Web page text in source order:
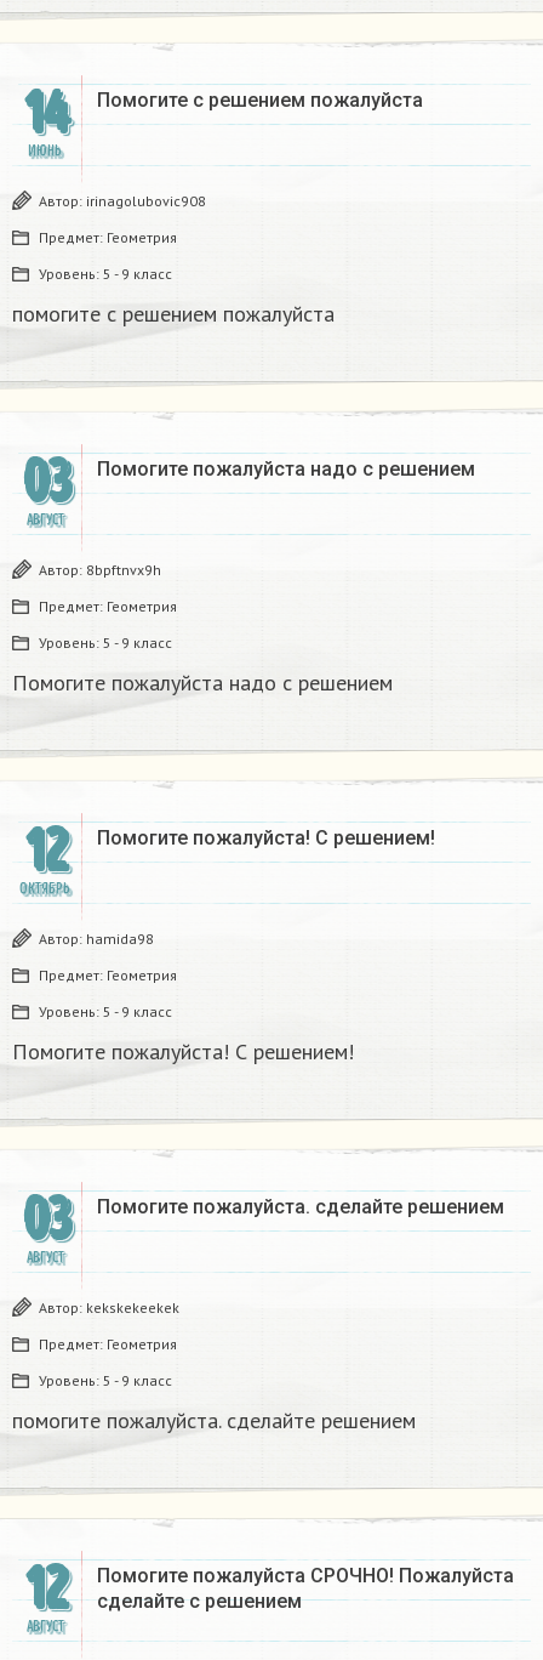
14
ИЮНЬ
Помогите с решением пожалуйста​
Автор: irinagolubovic908
Предмет: Геометрия
Уровень: 5 - 9 класс
помогите с решением пожалуйста​
03
АВГУСТ
Помогите пожалуйста надо с решением
Автор: 8bpftnvx9h
Предмет: Геометрия
Уровень: 5 - 9 класс
Помогите пожалуйста надо с решением
12
ОКТЯБРЬ
Помогите пожалуйста! С решением!
Автор: hamida98
Предмет: Геометрия
Уровень: 5 - 9 класс
Помогите пожалуйста! С решением!
03
АВГУСТ
Помогите пожалуйста. сделайте решением​
Автор: kekskekeekek
Предмет: Геометрия
Уровень: 5 - 9 класс
помогите пожалуйста. сделайте решением​
12
АВГУСТ
Помогите пожалуйста СРОЧНО! Пожалуйста
сделайте с решением